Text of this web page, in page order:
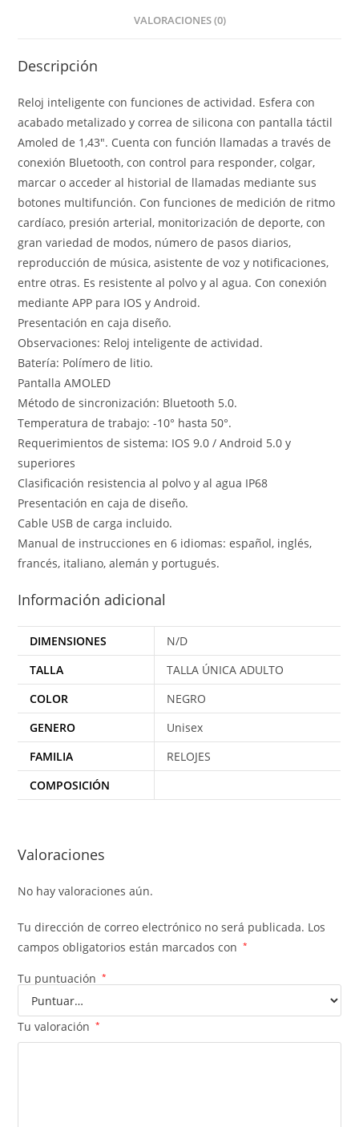
VALORACIONES (0)
Descripción
Reloj inteligente con funciones de actividad. Esfera con
acabado metalizado y correa de silicona con pantalla táctil
Amoled de 1,43″. Cuenta con función llamadas a través de
conexión Bluetooth, con control para responder, colgar,
marcar o acceder al historial de llamadas mediante sus
botones multifunción. Con funciones de medición de ritmo
cardíaco, presión arterial, monitorización de deporte, con
gran variedad de modos, número de pasos diarios,
reproducción de música, asistente de voz y notificaciones,
entre otras. Es resistente al polvo y al agua. Con conexión
mediante APP para IOS y Android.
Presentación en caja diseño.
Observaciones: Reloj inteligente de actividad.
Batería: Polímero de litio.
Pantalla AMOLED
Método de sincronización: Bluetooth 5.0.
Temperatura de trabajo: -10° hasta 50°.
Requerimientos de sistema: IOS 9.0 / Android 5.0 y
superiores
Clasificación resistencia al polvo y al agua IP68
Presentación en caja de diseño.
Cable USB de carga incluido.
Manual de instrucciones en 6 idiomas: español, inglés,
francés, italiano, alemán y portugués.
Información adicional
DIMENSIONES
N/D
TALLA
TALLA ÚNICA ADULTO
COLOR
NEGRO
GENERO
Unisex
FAMILIA
RELOJES
COMPOSICIÓN
Valoraciones
No hay valoraciones aún.
Tu dirección de correo electrónico no será publicada. Los
campos obligatorios están marcados con
*
Tu puntuación *
Tu valoración *